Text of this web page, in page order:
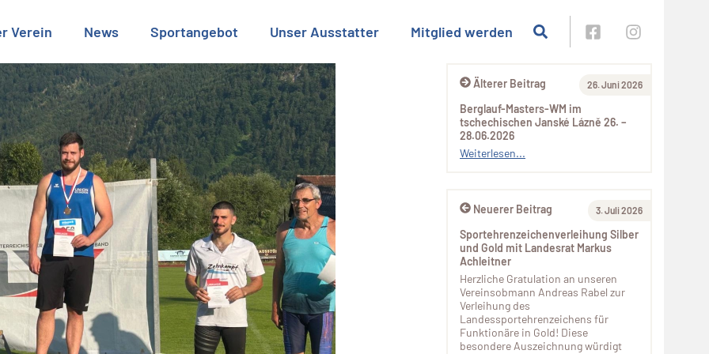
Verein News Sportangebot Unser Ausstatter Mitglied werden
Älterer Beitrag 26. Juni 2026
Berglauf-Masters-WM im
tschechischen Janské Lázně 26. –
28.06.2026
Weiterlesen...
Neuerer Beitrag 3. Juli 2026
Sportehrenzeichenverleihung Silber
und Gold mit Landesrat Markus
Achleitner
Herzliche Gratulation an unseren
Vereinsobmann Andreas Rabel zur
Verleihung des
Landessportehrenzeichens für
Funktionäre in Gold! Diese
besondere Auszeichnung würdigt